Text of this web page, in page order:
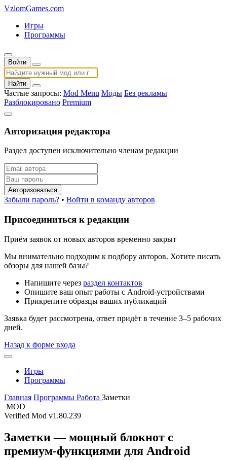
VzlomGames.com
Игры
Программы
Войти
Найти
Частые запросы: Mod Menu Моды Без рекламы
Разблокировано Premium
Авторизация редактора
Раздел доступен исключительно членам редакции
Авторизоваться
Забыли пароль? • Войти в команду авторов
Присоединиться к редакции
Приём заявок от новых авторов временно закрыт
Мы внимательно подходим к подбору авторов. Хотите писать
обзоры для нашей базы?
Напишите через раздел контактов
Опишите ваш опыт работы с Android-устройствами
Прикрепите образцы ваших публикаций
Заявка будет рассмотрена, ответ придёт в течение 3–5 рабочих
дней.
Назад к форме входа
Игры
Программы
Главная Программы Работа Заметки
MOD
Verified Mod v1.80.239
Заметки — мощный блокнот с
премиум-функциями для Android